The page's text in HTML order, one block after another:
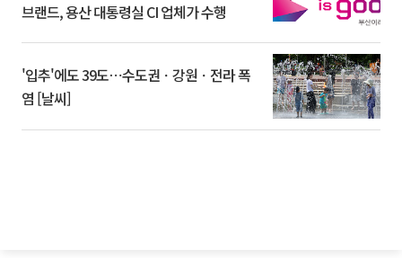
브랜드, 용산 대통령실 CI 업체가 수행
'입추'에도 39도⋯수도권ㆍ강원ㆍ전라 폭
염 [날씨]